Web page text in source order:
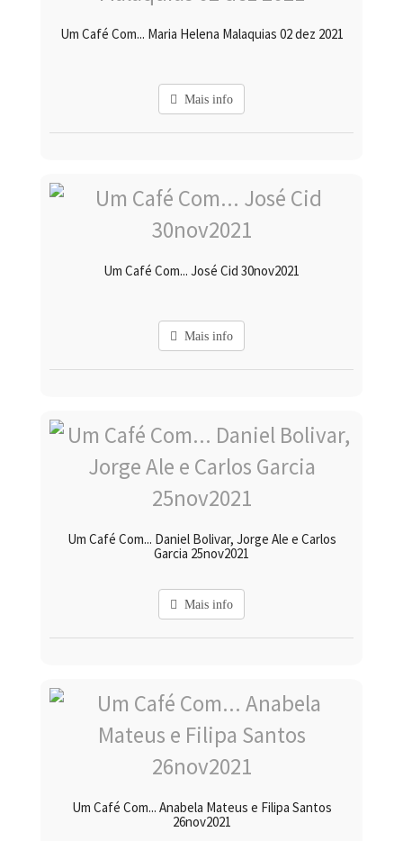
Um Café Com... Maria Helena Malaquias 02 dez 2021
Mais info
Um Café Com... José Cid 30nov2021
Mais info
Um Café Com... Daniel Bolivar, Jorge Ale e Carlos
Garcia 25nov2021
Mais info
Um Café Com... Anabela Mateus e Filipa Santos
26nov2021